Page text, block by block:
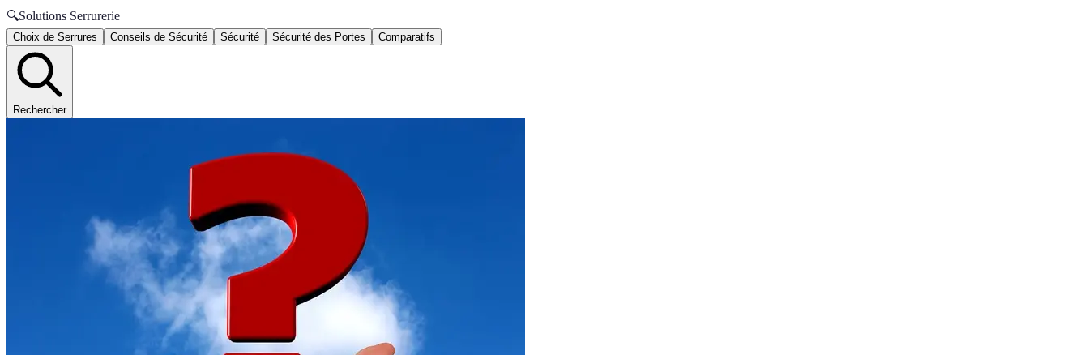
🔍Solutions Serrurerie
Choix de Serrures Conseils de Sécurité Sécurité Sécurité des Portes Comparatifs
Rechercher